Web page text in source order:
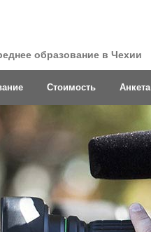
образование в Чехии
Стоимость Анкета